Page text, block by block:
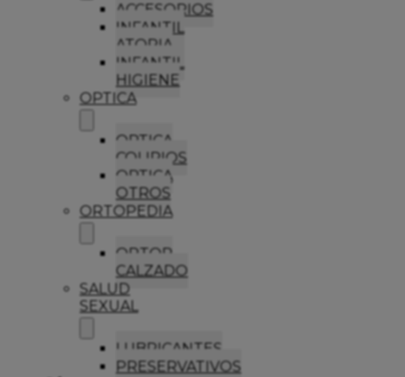
ACCESORIOS
INFANTIL
ATOPIA
INFANTIL
HIGIENE
OPTICA
OPTICA
COLIRIOS
OPTICA
OTROS
ORTOPEDIA
ORTOP
CALZADO
SALUD
SEXUAL
LUBRICANTES
PRESERVATIVOS